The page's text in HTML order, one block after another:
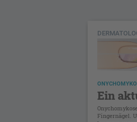
Ein
Fingernägel.